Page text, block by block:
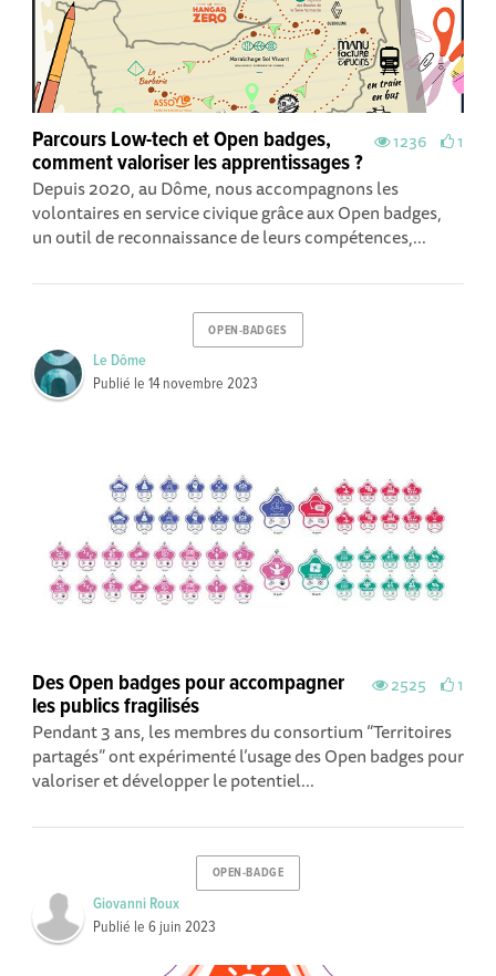
1236 1
Parcours Low-tech et Open badges,
comment valoriser les apprentissages ?
Depuis 2020, au Dôme, nous accompagnons les
volontaires en service civique grâce aux Open badges,
un outil de reconnaissance de leurs compétences,...
OPEN-BADGES
Le Dôme
Publié le 14 novembre 2023
2525 1
Des Open badges pour accompagner
les publics fragilisés
Pendant 3 ans, les membres du consortium “Territoires
partagés” ont expérimenté l’usage des Open badges pour
valoriser et développer le potentiel...
OPEN-BADGE
Giovanni Roux
Publié le 6 juin 2023